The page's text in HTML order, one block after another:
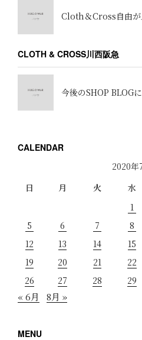
Cloth＆Cross自由が
CLOTH & CROSS川西阪急
今後のSHOP BLOG
CALENDAR
2020年
日
月 火 水
1
5
6 7 8
12
13 14 15
19
20 21 22
26
27 28 29
« 6月 8月 »
MENU